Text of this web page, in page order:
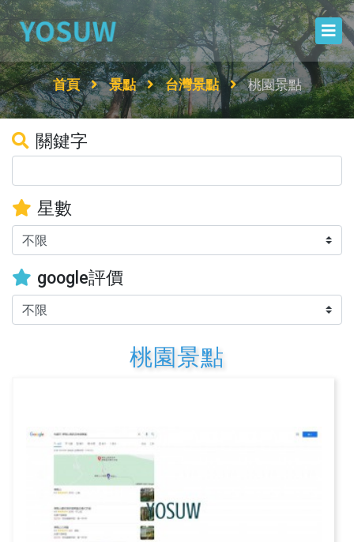
首頁 景點 台灣景點 桃園景點
關鍵字
星數
google評價
桃園景點